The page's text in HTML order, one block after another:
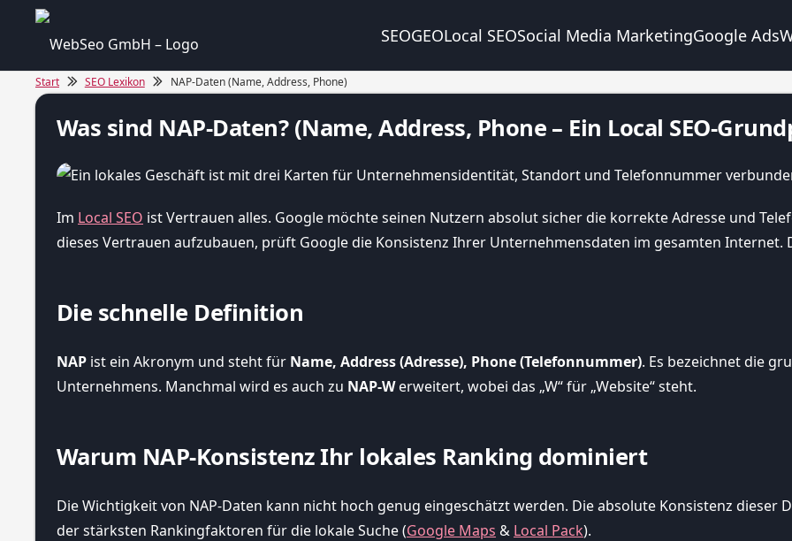
SEOGEOLocal SEOSocial Media MarketingGoogle Ads
Start SEO Lexikon NAP-Daten (Name, Address, Phone)
Was sind NAP-Daten? (Name, Address, Phone – Ein Local SEO-
Im Local SEO ist Vertrauen alles. Google möchte seinen Nutzern absolut sicher die korrekte Adresse und
dieses Vertrauen aufzubauen, prüft Google die Konsistenz Ihrer Unternehmensdaten im gesamten Internet.
Die schnelle Definition
NAP ist ein Akronym und steht für Name, Address (Adresse), Phone (Telefonnummer). Es bezeichnet die
Unternehmens. Manchmal wird es auch zu NAP-Werweitert, wobei das „W“ für „Website“ steht.
Warum NAP-Konsistenz Ihr lokales Ranking dominiert
Die Wichtigkeit von NAP-Daten kann nicht hoch genug eingeschätzt werden. Die absolute Konsistenz
der stärksten Rankingfaktoren für die lokale Suche (Google Maps & Local Pack).